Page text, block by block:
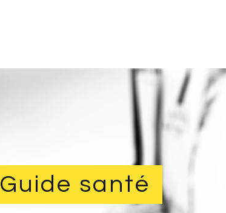
Guide santé